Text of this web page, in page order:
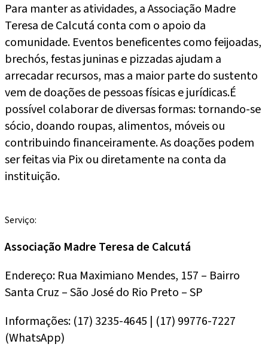
Para manter as atividades, a Associação Madre
Teresa de Calcutá conta com o apoio da
comunidade. Eventos beneficentes como feijoadas,
brechós, festas juninas e pizzadas ajudam a
arrecadar recursos, mas a maior parte do sustento
vem de doações de pessoas físicas e jurídicas.É
possível colaborar de diversas formas: tornando-se
sócio, doando roupas, alimentos, móveis ou
contribuindo financeiramente. As doações podem
ser feitas via Pix ou diretamente na conta da
instituição.
Serviço:
Associação Madre Teresa de Calcutá
Endereço: Rua Maximiano Mendes, 157 – Bairro
Santa Cruz – São José do Rio Preto – SP
Informações: (17) 3235-4645 | (17) 99776-7227
(WhatsApp)